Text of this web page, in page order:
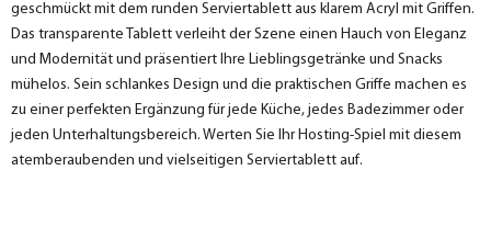
geschmückt mit dem runden Serviertablett aus klarem Acryl mit Griffen.
Das transparente Tablett verleiht der Szene einen Hauch von Eleganz
und Modernität und präsentiert Ihre Lieblingsgetränke und Snacks
mühelos. Sein schlankes Design und die praktischen Griffe machen es
zu einer perfekten Ergänzung für jede Küche, jedes Badezimmer oder
jeden Unterhaltungsbereich. Werten Sie Ihr Hosting-Spiel mit diesem
atemberaubenden und vielseitigen Serviertablett auf.